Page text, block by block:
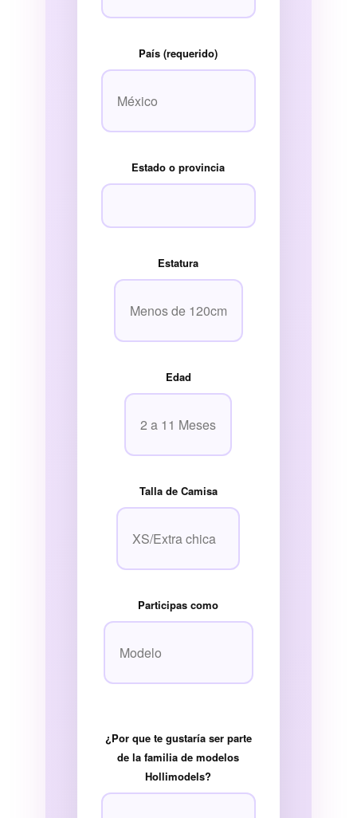
País (requerido)
Estado o provincia
Estatura
Edad
Talla de Camisa
Participas como
¿Por que te gustaría ser parte
de la familia de modelos
Hollimodels?